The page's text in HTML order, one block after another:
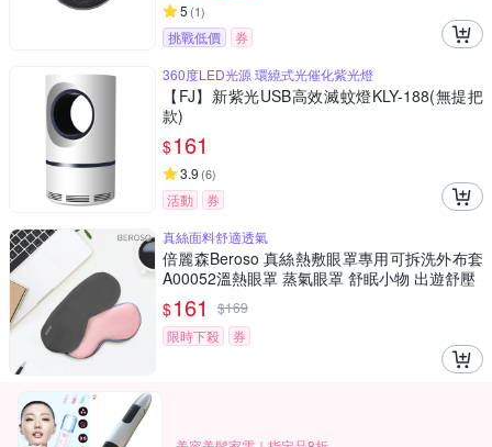
5 (1)
挑戰低價
券
360度LED光源 環繞式光催化紫光燈
【FJ】新紫光USB高效滅蚊燈KLY-188(無提把
款)
$161
3.9 (6)
活動
券
真絲面料舒適透氣
倍麗森Beroso 真絲熱敷眼罩專用可拆洗外布套
A00052溫熱眼罩 蒸氣眼罩 舒眠小物 出遊舒壓
$161 $169
限時下殺
券